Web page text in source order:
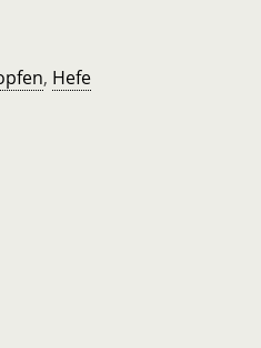
, Hefe